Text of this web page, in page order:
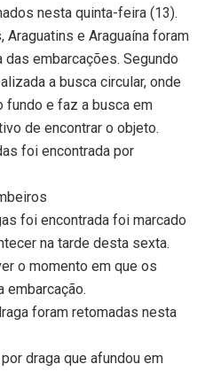
nesta quinta-feira (13).
e Araguaína foram
embarcações. Segundo
a busca circular, onde
fundo e faz a busca em
de encontrar o objeto.
foi encontrada por
foi encontrada foi marcado
na tarde desta sexta.
o momento em que os
embarcação.
foram retomadas nesta
draga que afundou em